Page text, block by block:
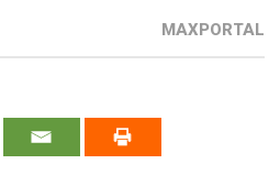
MAXPORTAL